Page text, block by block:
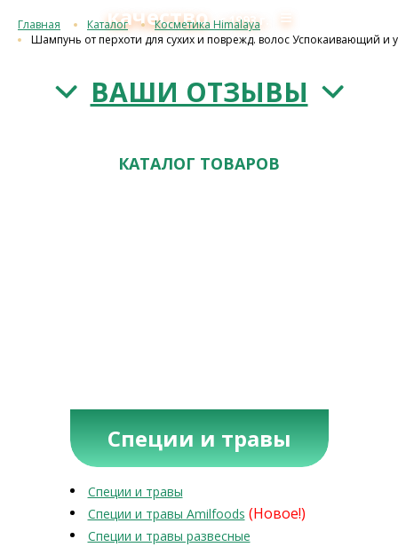
качествос 1993 г. ≡
Главная Каталог
Косметика Himalaya
Шампунь от перхоти для сухих и поврежд. волос Успокаивающий
ВАШИ ОТЗЫВЫ
КАТАЛОГ ТОВАРОВ
Специи и травы
Специи и травы
Специи и травы Amilfoods (Новое!)
Специи и травы развесные